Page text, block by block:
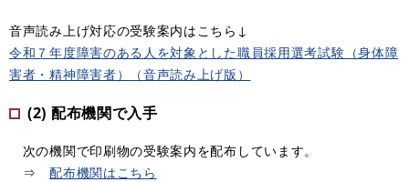
音声読み上げ対応の受験案内はこちら↓
令和７年度障害のある人を対象とした職員採用選考試験（身体障
害者・精神障害者）（音声読み上げ版）
(2) 配布機関で入手
次の機関で印刷物の受験案内を配布しています。
⇒配布機関はこちら